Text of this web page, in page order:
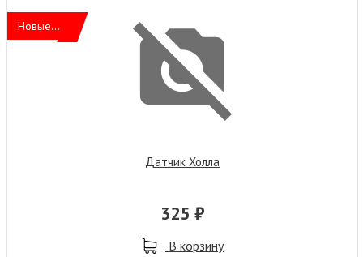
Новые...
Датчик Холла
325 ₽
В корзину